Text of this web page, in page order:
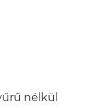
nélkül